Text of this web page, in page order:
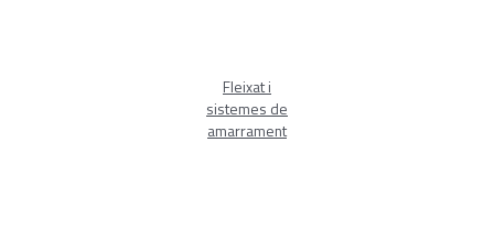
Fleixat i
sistemes de
amarrament